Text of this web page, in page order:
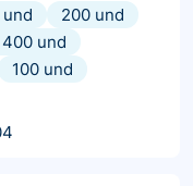
und
200 und
400 und
100 und